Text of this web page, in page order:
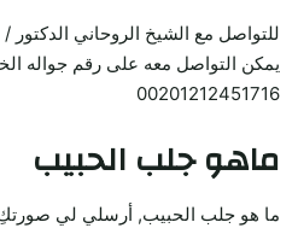
للتواصل مع الشيخ الروحاني الدكتور
يمكن التواصل معه على رقم جواله
00201212451716
ماهو جلب الحبيب
ما هو جلب الحبيب, أرسلي لي